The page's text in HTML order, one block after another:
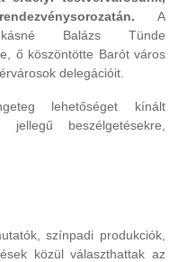
A
Balázs Tünde
ő köszöntötte Barót város
delegációit.
lehetőséget kínált
jellegű beszélgetésekre,
színpadi produkciók,
közül választhattak az